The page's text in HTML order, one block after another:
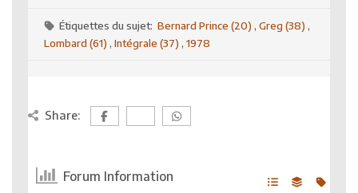
Étiquettes du sujet:Bernard Prince (20), Greg (38),
Lombard (61) , Intégrale (37) , 1978
Share:
Forum Information